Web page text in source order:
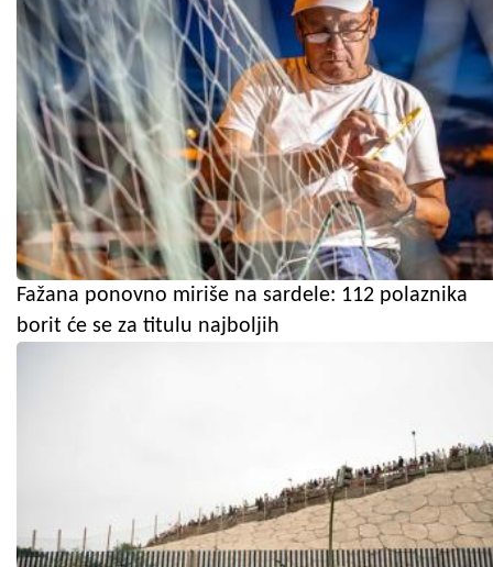
Fažana ponovno miriše na sardele: 112 polaznika
borit će se za titulu najboljih